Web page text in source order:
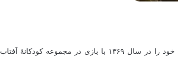
علی عباس صادقی (زادهٔ ۱۰ آذر ۱۳۵۹) بازیگر ایرانی است. او حرفهٔ خود را در سال ۱۳۶۹ با بازی در مجموعه کودکانهٔ آفتاب